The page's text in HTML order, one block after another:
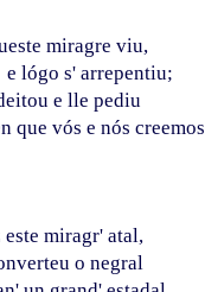
miragre viu,
e lógo s' arrepentiu;
e lle pediu
que vós e nós
este miragr' atal,
o negral